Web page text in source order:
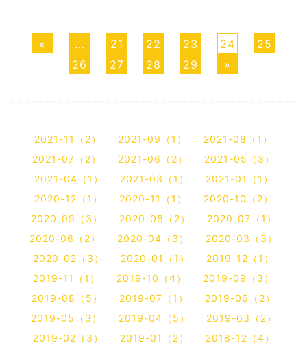
« ... 21 22 23 24
25
26
27 28 29 »
2021-11（2） 2021-09（1）
2021-08（1）
2021-07（2）
2021-06（2）
2021-05（3）
2021-04（1）
2021-03（1）
2021-01（1）
2020-12（1）
2020-11（1）
2020-10（2）
2020-09（3）
2020-08（2）
2020-07（1）
2020-06（2）
2020-04（3）
2020-03（3）
2020-02（3）
2020-01（1）
2019-12（1）
2019-11（1）
2019-10（4）
2019-09（3）
2019-08（5）
2019-07（1）
2019-06（2）
2019-05（3）
2019-04（5）
2019-03（2）
2019-02（3）
2019-01（2）
2018-12（4）